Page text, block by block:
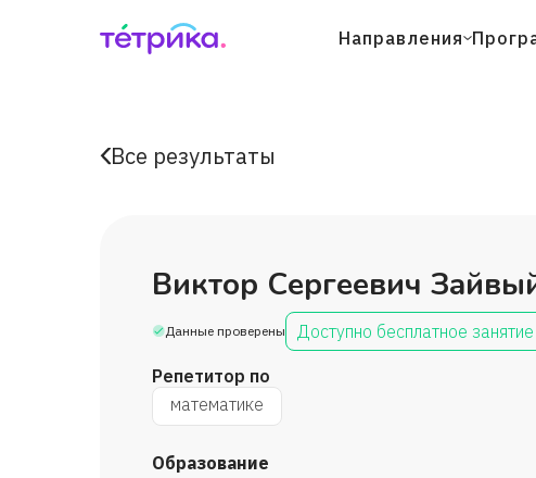
Направления
Все результаты
Виктор Сергеевич
Данные проверены Доступно бесплатное занятие
Репетитор по
математике
Образование